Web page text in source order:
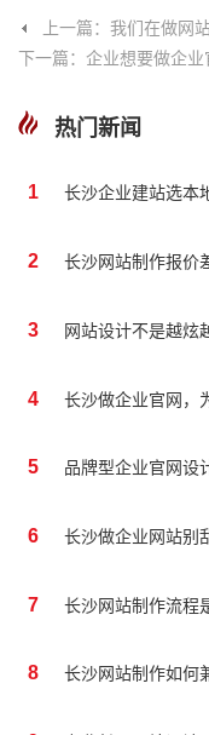
上一篇：我们在做网
下一篇：企业想要做企
热门新闻
1 长沙企业建站选本
2 长沙网站制作报价
3 网站设计不是越炫
4 长沙做企业官网，
5 品牌型企业官网设
6 长沙做企业网站别
7 长沙网站制作流程
8 长沙网站制作如何